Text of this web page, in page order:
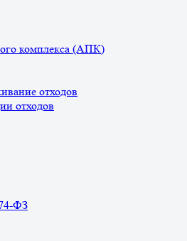
комплекса (АПК)
отходов
отходов
ФЗ